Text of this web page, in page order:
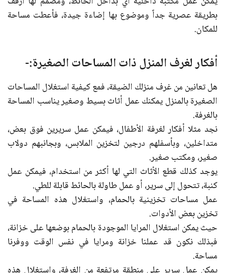
بطريقة عصرية جداً وموضوع بها إضاءة جيدة، فأعطت مساحة
للمكان.
أفكار لغرف المنزل ذات المساحات الصغيرة:-
هل تعانين من غرف منزلك الضيقة، فمع كيفية استغلال المساحات
الصغيرة بالمنزل يمكنك عمل أثاث بسيط وصغير يناسب المساحة
بالغرفة.
نجد مثلا أفكار لغرفة الأطفال، فيمكن عمل سريرين فوق بعض،
متداخلين، وبأسفلهم درجين لتخزين الملابس، وبجانبهم دولاب
صغير، ومكتب صغير.
يوجد كذلك قطع الأثاث التي لها أكثر من استخدام، فيمكن عمل
كنبة، تتحول إلى سرير، أو عمل طاولة بالحائط قابلة للطي.
عمل مساحات تخزينية بالحمام، واستغلال هذه المساحة في
تخزين بعض الأدوات.
حيث يمكن استغلال المرايا الموجودة بالحمام بوضعها على خزانة،
فبذلك نكون قد عملنا خزانة ومرايا في نفس الوقت ووفرنا
مساحة.